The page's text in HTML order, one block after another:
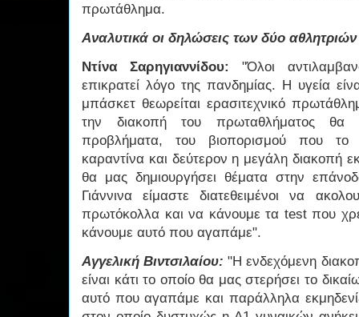
πρωτάθλημα.
Αναλυτικά οι δηλώσεις των δύο
Ντίνα Σαρηγιαννίδου: "Όλοι
επικρατεί λόγο της πανδημίας. Η υγεία
μπάσκετ θεωρείται ερασιτεχνικό
την διακοπή του πρωταθλήματος θα
προβλήματα, του βιοπορισμού που το
καραντίνα και δεύτερον η μεγάλη
θα μας δημιουργήσει θέματα στην
Γιάννινα είμαστε διατεθειμένοι να
πρωτόκολλα και να κάνουμε τα test που
κάνουμε αυτό που αγαπάμε".
Αγγελική Βιντσιλαίου: "Η ενδεχόμενη
είναι κάτι το οποίο θα μας στερήσει το
αυτό που αγαπάμε και παράλληλα